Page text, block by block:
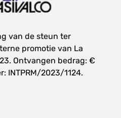
van de steun ter
promotie van La
Ontvangen bedrag: €
INTPRM/2023/1124.